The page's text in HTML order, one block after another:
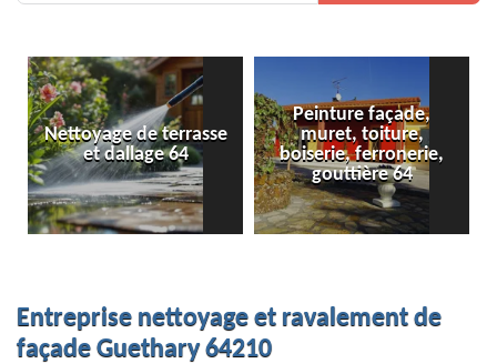
Peinture façade,
muret, toiture,
boiserie, ferronerie,
gouttière 64
Peinture de clôture
Entreprise nettoyage et ravalement de
façade Guethary 64210